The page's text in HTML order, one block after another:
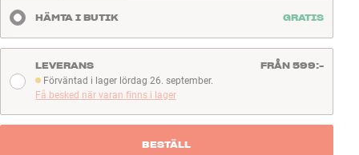
Företag
HÄMTA I BUTIK GRATIS
Förväntad i lager lördag 26. september.
Förväntad i lager lördag 26. september.
Få besked när varan finns i lager
LEVERANS FRÅN 599:-
BESTÄLL